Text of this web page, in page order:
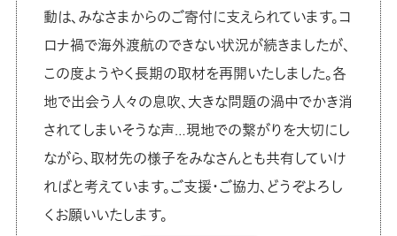
動は、みなさまからのご寄付に支えられています。コ
ロナ禍で海外渡航のできない状況が続きましたが、
この度ようやく長期の取材を再開いたしました。各
地で出会う人々の息吹、大きな問題の渦中でかき消
されてしまいそうな声…現地での繋がりを大切にし
ながら、取材先の様子をみなさんとも共有していけ
ればと考えています。ご支援・ご協力、どうぞよろし
くお願いいたします。